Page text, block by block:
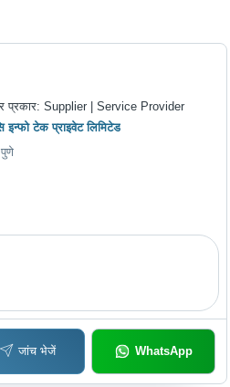
प्रकार:Supplier | Service Provider
इन्फो टेक प्राइवेट लिमिटेड
पुणे
जांच भेजें WhatsApp